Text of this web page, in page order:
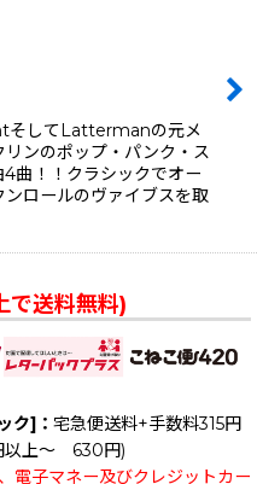
してLattermanの元メ
リンのポップ・パンク・ス
曲！！クラシックでオー
ロールのヴァイブスを取
送料無料)
ク]： 宅急便送料+手数料315円
以上～ 630円)
電子マネー及びクレジットカー